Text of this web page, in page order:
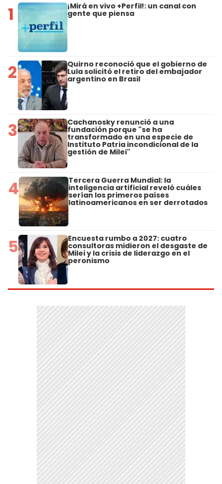
1 ¡Mirá en vivo +Perfil!: un canal con
gente que piensa
2 Quirno reconoció que el gobierno de
Lula solicitó el retiro del embajador
argentino en Brasil
3 Cachanosky renunció a una
fundación porque "se ha
transformado en una especie de
Instituto Patria incondicional de la
gestión de Milei"
4 Tercera Guerra Mundial: la
inteligencia artificial reveló cuáles
serían los primeros países
latinoamericanos en ser derrotados
5 Encuesta rumbo a 2027: cuatro
consultoras midieron el desgaste de
Milei y la crisis de liderazgo en el
peronismo